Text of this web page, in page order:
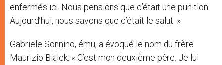
enfermés ici. Nous pensions que c’était une punition.
Aujourd’hui, nous savons que c’était le salut. »
Gabriele Sonnino, ému, a évoqué le nom du frère
Maurizio Bialek: « C’est mon deuxième père. Je lui